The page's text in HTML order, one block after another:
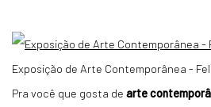
Exposição de Arte Contemporânea -
Pra você que gosta de arte